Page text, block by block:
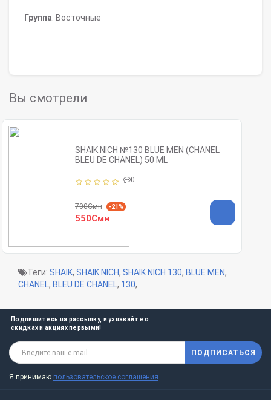
Группа: Восточные
Вы смотрели
SHAIK NICH №130 BLUE MEN (CHANEL
BLEU DE CHANEL) 50 ML
0
700Смн -21%
550Смн
Теги: SHAIK, SHAIK NICH, SHAIK NICH 130, BLUE MEN,
CHANEL, BLEU DE CHANEL, 130,
Подпишитесь на рассылку, и узнавайте о
скидках и акциях первыми!
ПОДПИСАТЬСЯ
Я принимаю пользовательское соглашения